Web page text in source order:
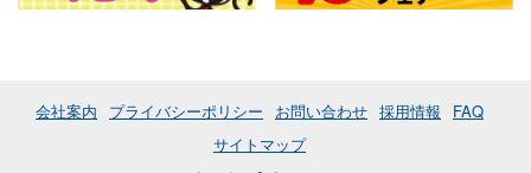
会社案内 プライバシーポリシー お問い合わせ 採用情報
FAQ
サイトマップ